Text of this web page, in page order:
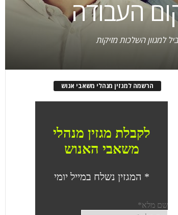
למגוון השלכות מזיקות
הרשמה למגזין מנהלי משאבי אנוש